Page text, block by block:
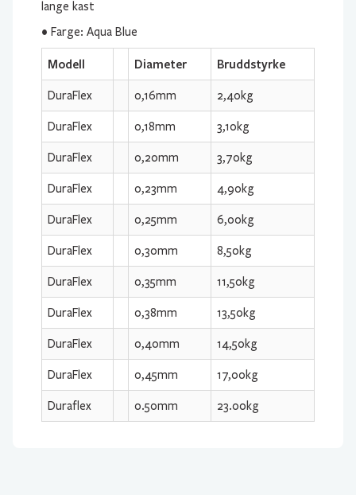
lange kast
• Farge: Aqua Blue
Modell Diameter Bruddstyrke
DuraFlex 0,16mm 2,40kg
DuraFlex 0,18mm 3,10kg
DuraFlex 0,20mm 3,70kg
DuraFlex 0,23mm 4,90kg
DuraFlex 0,25mm 6,00kg
DuraFlex 0,30mm 8,50kg
DuraFlex 0,35mm 11,50kg
DuraFlex 0,38mm 13,50kg
DuraFlex 0,40mm 14,50kg
DuraFlex 0,45mm 17,00kg
Duraflex 0.50mm 23.00kg